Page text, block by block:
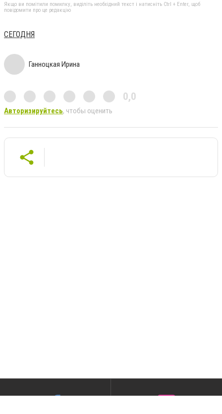
Якщо ви помітили помилку, виділіть необхідний текст і натисніть Ctrl + Enter, щоб
повідомити про це редакцію
СЕГОДНЯ
Ганноцкая Ирина
0,0
Авторизируйтесь, чтобы оценить